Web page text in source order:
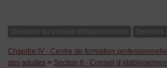
Décision du conseil d'établissement Services
Chapitre IV - Centre de formation
des adultes > Section II - Conseil